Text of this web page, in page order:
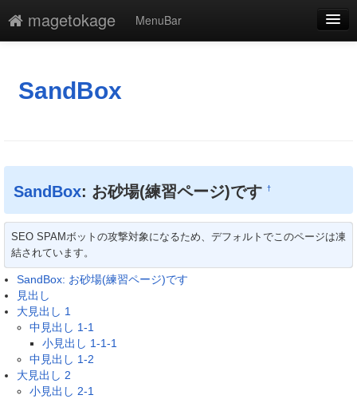
magetokage
MenuBar
添付
一覧
単語検索
SandBox
SandBox: お砂場(練習ページ)です†
SEO SPAMボットの攻撃対象になるため、デフォルトでこのページは凍
結されています。
SandBox: お砂場(練習ページ)です
見出し
大見出し 1
中見出し 1-1
小見出し 1-1-1
中見出し 1-2
大見出し 2
小見出し 2-1